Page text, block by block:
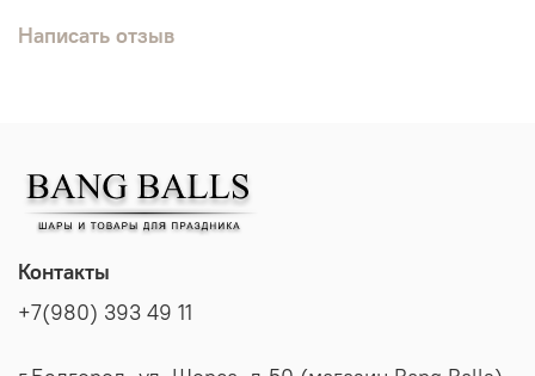
Написать отзыв
Контакты
+7(980) 393 49 11